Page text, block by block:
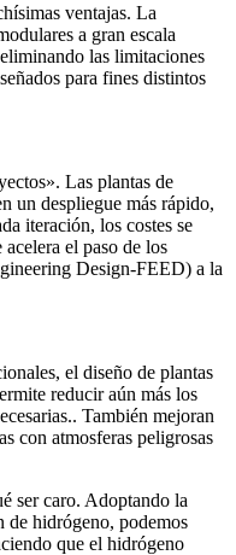
ventajas. La
a gran escala
las limitaciones
para fines distintos
Las plantas de
un despliegue más rápido,
iteración, los costes se
el paso de los
Design-FEED) a la
el diseño de plantas
reducir aún más los
También mejoran
con atmosferas peligrosas
ser caro. Adoptando la
de hidrógeno, podemos
que el hidrógeno